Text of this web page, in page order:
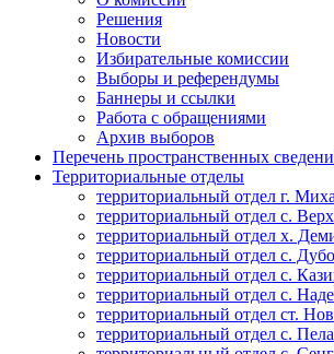
Решения
Новости
Избирательные комиссии
Выборы и референдумы
Баннеры и ссылки
Работа с обращениями
Архив выборов
Перечень пространственных
Территориальные отделы
территориальный отдел г.
территориальный отдел с.
территориальный отдел х.
территориальный отдел с.
территориальный отдел с.
территориальный отдел с.
территориальный отдел ст.
территориальный отдел с.